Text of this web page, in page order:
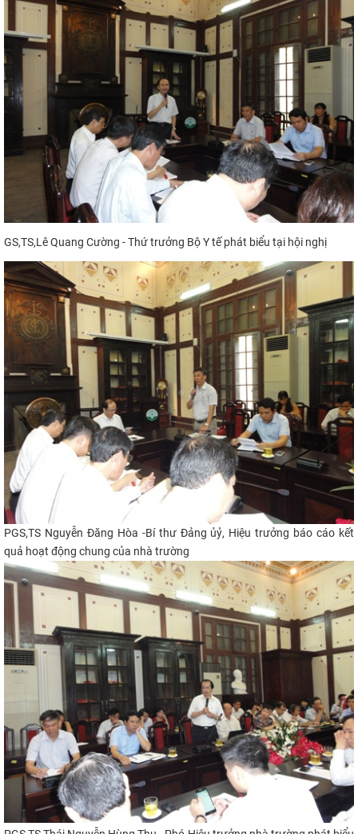
GS,TS,Lê Quang Cường - Thứ trưởng Bộ Y tế phát biểu tại hội nghị
PGS,TS Nguyễn Đăng Hòa -Bí thư Đảng ủỷ, Hiệu trưởng báo cáo kết
quả hoạt động chung của nhà trường